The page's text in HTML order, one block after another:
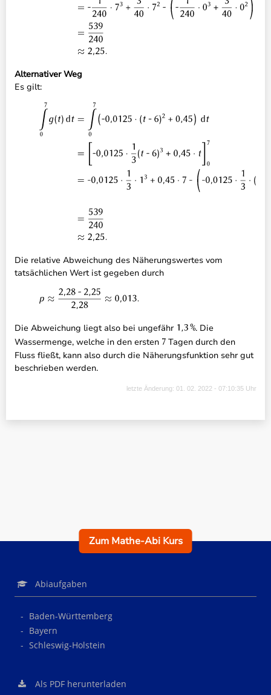
Alternativer Weg
Es gilt:
Die relative Abweichung des Näherungswertes vom
tatsächlichen Wert ist gegeben durch
Die Abweichung liegt also bei ungefähr
. Die
Wassermenge, welche in den ersten
Tagen durch den
Fluss fließt, kann also durch die Näherungsfunktion sehr gut
beschrieben werden.
letzte Änderung: 01. 02. 2022 - 07:10:35 Uhr
Zum Mathe-Abi Kurs
Abiaufgaben
Baden-Württemberg
Bayern
Schleswig-Holstein
Als PDF herunterladen